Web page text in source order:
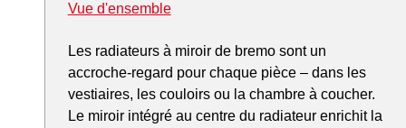
Vue d'ensemble
Les radiateurs à miroir de bremo sont un
accroche-regard pour chaque pièce – dans les
vestiaires, les couloirs ou la chambre à coucher.
Le miroir intégré au centre du radiateur enrichit la